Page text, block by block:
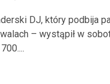
DJ, który podbija
– wystąpił w